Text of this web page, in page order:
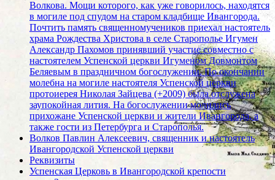
Волкова. Мощи которого, как уже говорилось, находятся
в могиле под спудом на старом кладбище Ивангорода.
Почтить память священномучеников приехал настоятель
храма Рождества Христова в селе Старополье Игумен
Александр Пахомов принявший участие совместно с
настоятелем Успенской церкви Игуменом Довмонтом
Беляевым в праздничном богослужении. По окончании
молебна на могиле настоятеля Успенской церкви
протоиерея Николая Зайцева (+2009) была отслужена
заупокойная лития. На богослужении молились
прихожане Успенской церкви и жители Ивангорода, а
также гости из Петербурга и Старополья.
Волков Павлин Алексеевич, священник и настоятель
Ивангородской Успенской церкви
Реквизиты
Успенская Церковь в Ивангородской крепости